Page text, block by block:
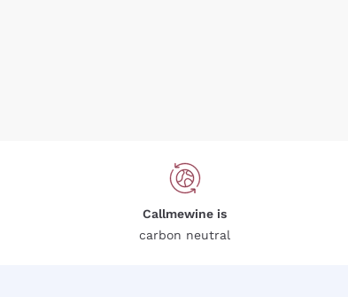
Callmewine is
carbon neutral